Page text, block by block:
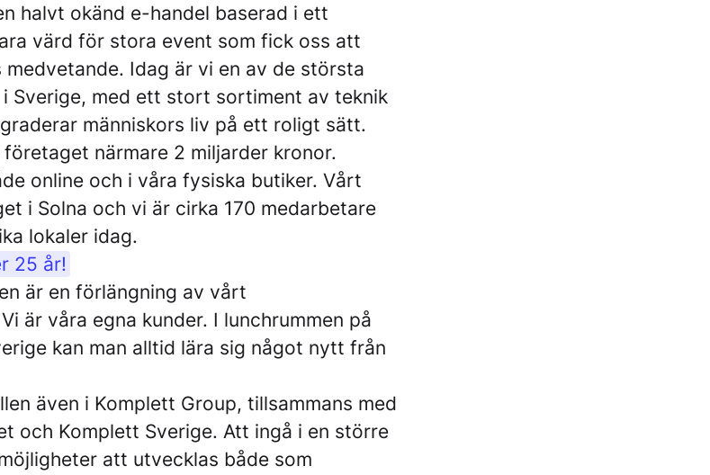
halvt okänd e-handel baserad i ett
värd för stora event som fick oss att
medvetande. Idag är vi en av de största
Sverige, med ett stort sortiment av teknik
människors liv på ett roligt sätt.
närmare 2 miljarder kronor.
online och i våra fysiska butiker. Vårt
i Solna och vi är cirka 170 medarbetare
lokaler idag.
25 år!
är en förlängning av vårt
är våra egna kunder. I lunchrummen på
kan man alltid lära sig något nytt från
även i Komplett Group, tillsammans med
och Komplett Sverige. Att ingå i en större
att utvecklas både som